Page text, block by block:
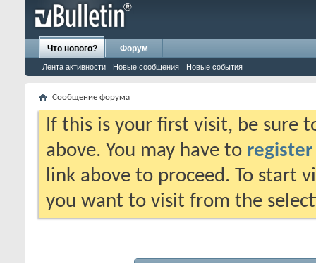
Что нового?
Лента активности Новые сообщения Новые события
Форум
Сообщение форума
If this is your first visit, be sure
above. You may have to register
link above to proceed. To start
you want to visit from the